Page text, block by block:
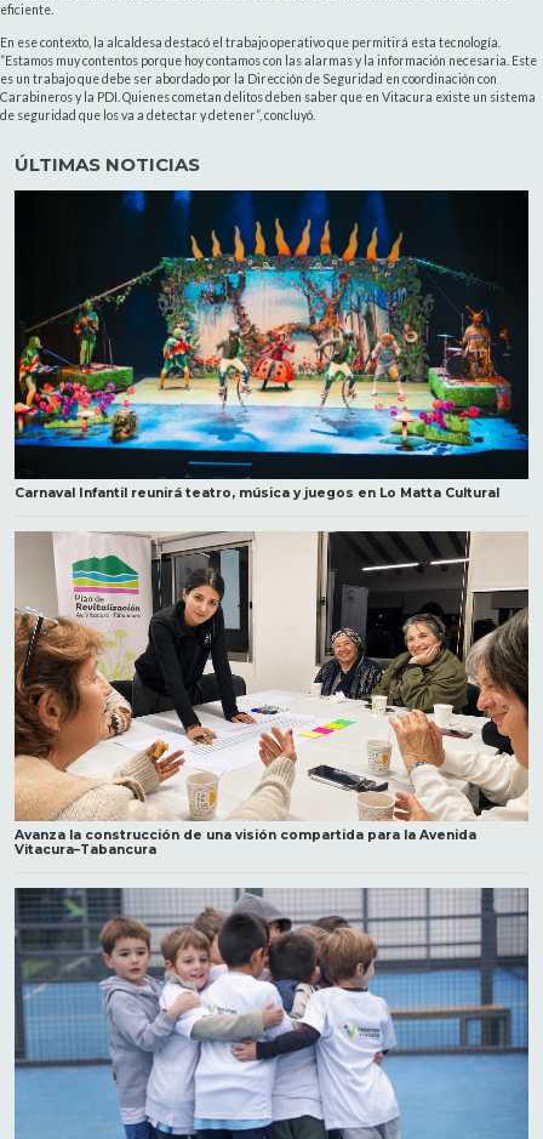
eficiente.
En ese contexto, la alcaldesa destacó el trabajo operativo que permitirá esta tecnología.
“Estamos muy contentos porque hoy contamos con las alarmas y la información necesaria. Este
es un trabajo que debe ser abordado por la Dirección de Seguridad en coordinación con
Carabineros y la PDI. Quienes cometan delitos deben saber que en Vitacura existe un sistema
de seguridad que los va a detectar y detener”, concluyó.
ÚLTIMAS NOTICIAS
Carnaval Infantil reunirá teatro, música y juegos en Lo Matta Cultural
Avanza la construcción de una visión compartida para la Avenida
Vitacura–Tabancura